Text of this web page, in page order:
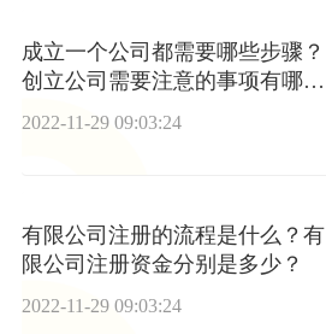
成立一个公司都需要哪些步骤？
创立公司需要注意的事项有哪
些？
2022-11-29 09:03:24
有限公司注册的流程是什么？有
限公司注册资金分别是多少？
2022-11-29 09:03:24